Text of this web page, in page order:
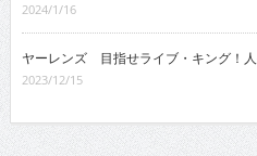
2024/1/16
ヤーレンズ 目指せライブ・キング！
2023/12/15